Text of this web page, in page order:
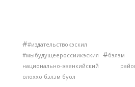
##издательствокэскил
#мыбудущеероссиикэскил #
национально-эвенкийский
олоххо бэлэм буол